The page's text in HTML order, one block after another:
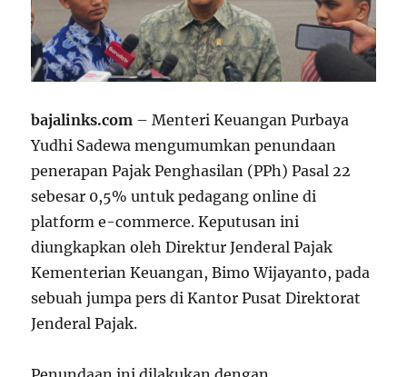
bajalinks.com – Menteri Keuangan Purbaya
Yudhi Sadewa mengumumkan penundaan
penerapan Pajak Penghasilan (PPh) Pasal 22
sebesar 0,5% untuk pedagang online di
platform e-commerce. Keputusan ini
diungkapkan oleh Direktur Jenderal Pajak
Kementerian Keuangan, Bimo Wijayanto, pada
sebuah jumpa pers di Kantor Pusat Direktorat
Jenderal Pajak.